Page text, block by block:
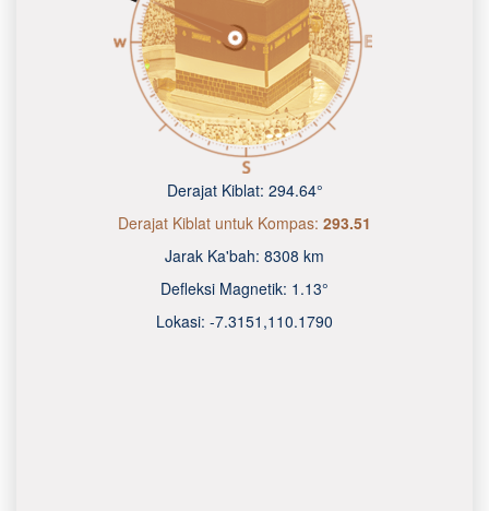
Derajat Kiblat: 294.64°
Derajat Kiblat untuk Kompas: 293.51
Jarak Ka'bah: 8308 km
Defleksi Magnetik: 1.13°
Lokasi: -7.3151 ,110.1790